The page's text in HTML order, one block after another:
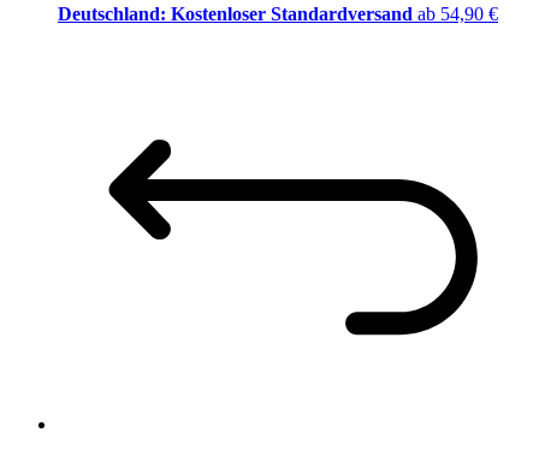
Deutschland: Kostenloser Standardversand ab 54,90 €